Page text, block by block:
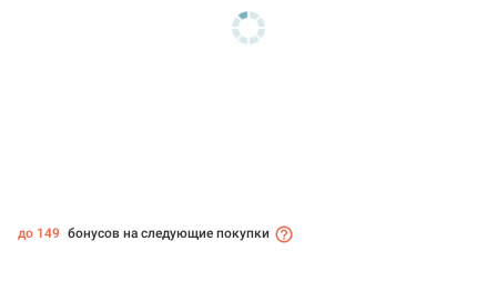
до 149 бонусов на следующие покупки